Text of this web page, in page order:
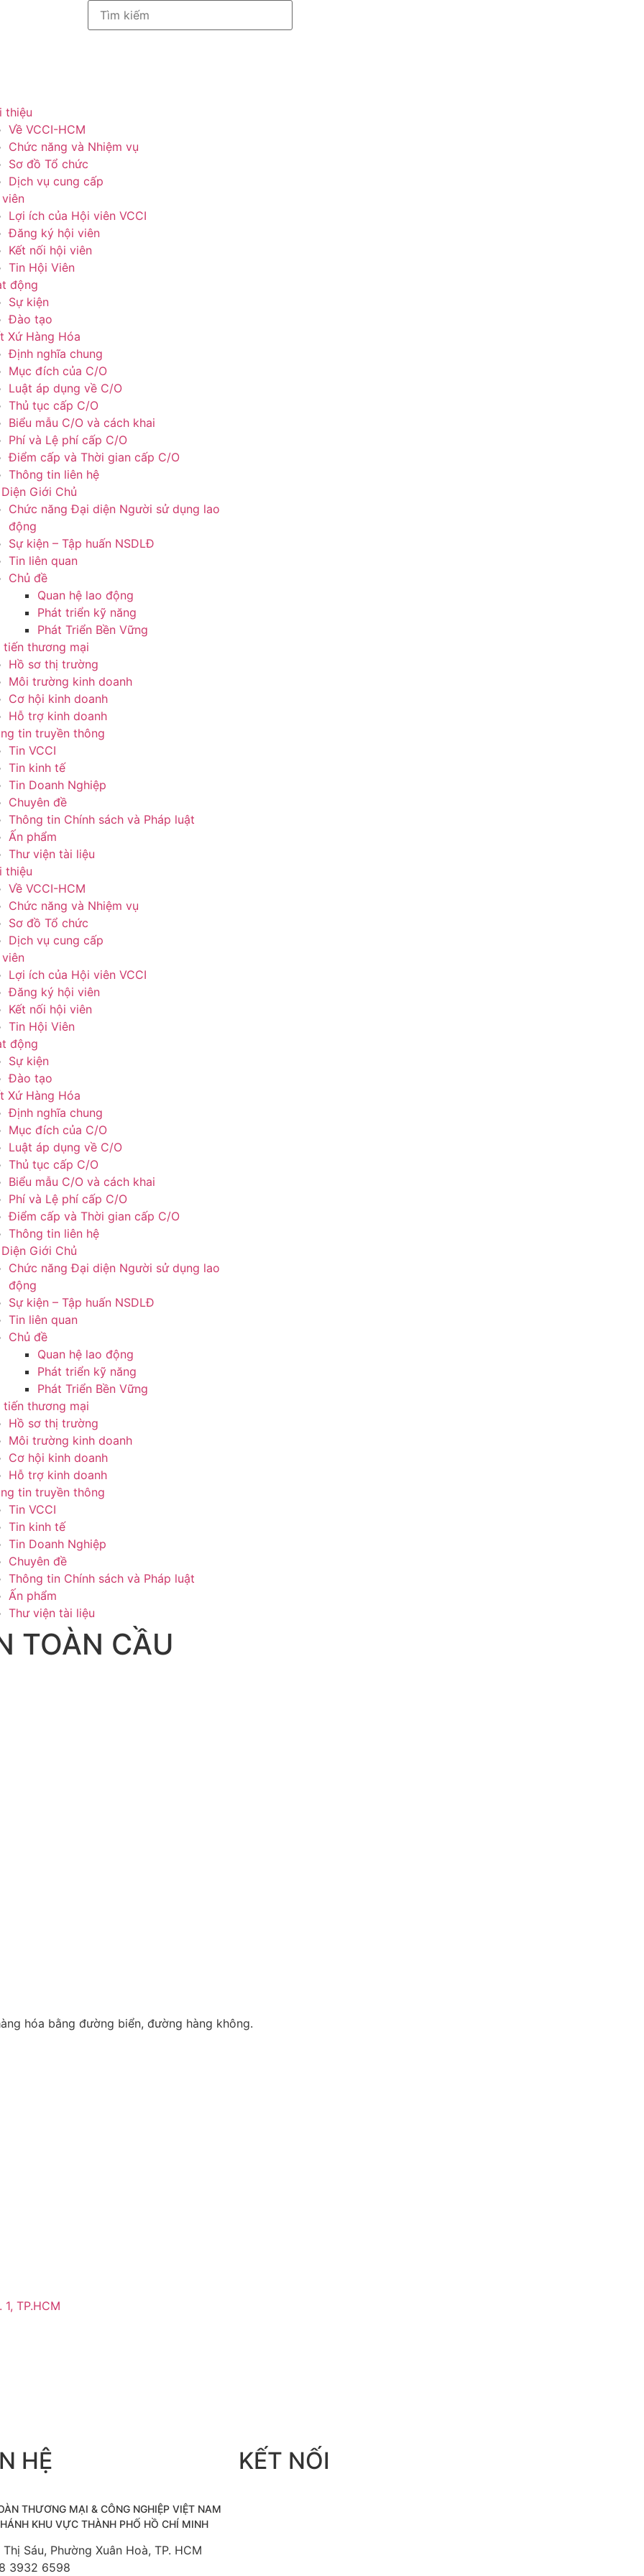
thiệu
Về VCCI-HCM
Chức năng và Nhiệm vụ
Sơ đồ Tổ chức
Dịch vụ cung cấp
Lợi ích của Hội viên VCCI
Đăng ký hội viên
Kết nối hội viên
Tin Hội Viên
động
Sự kiện
Đào tạo
Xứ Hàng Hóa
Định nghĩa chung
Mục đích của C/O
Luật áp dụng về C/O
Thủ tục cấp C/O
Biểu mẫu C/O và cách khai
Phí và Lệ phí cấp C/O
Điểm cấp và Thời gian cấp C/O
Thông tin liên hệ
Giới Chủ
Chức năng Đại diện Người sử dụng lao
động
Sự kiện – Tập huấn NSDLĐ
Tin liên quan
Chủ đề
Quan hệ lao động
Phát triển kỹ năng
Phát Triển Bền Vững
tiến thương mại
Hồ sơ thị trường
Môi trường kinh doanh
Cơ hội kinh doanh
Hỗ trợ kinh doanh
tin truyền thông
Tin VCCI
Tin kinh tế
Tin Doanh Nghiệp
Chuyên đề
Thông tin Chính sách và Pháp luật
Ấn phẩm
Thư viện tài liệu
thiệu
Về VCCI-HCM
Chức năng và Nhiệm vụ
Sơ đồ Tổ chức
Dịch vụ cung cấp
Lợi ích của Hội viên VCCI
Đăng ký hội viên
Kết nối hội viên
Tin Hội Viên
động
Sự kiện
Đào tạo
Xứ Hàng Hóa
Định nghĩa chung
Mục đích của C/O
Luật áp dụng về C/O
Thủ tục cấp C/O
Biểu mẫu C/O và cách khai
Phí và Lệ phí cấp C/O
Điểm cấp và Thời gian cấp C/O
Thông tin liên hệ
Giới Chủ
Chức năng Đại diện Người sử dụng lao
động
Sự kiện – Tập huấn NSDLĐ
Tin liên quan
Chủ đề
Quan hệ lao động
Phát triển kỹ năng
Phát Triển Bền Vững
tiến thương mại
Hồ sơ thị trường
Môi trường kinh doanh
Cơ hội kinh doanh
Hỗ trợ kinh doanh
tin truyền thông
Tin VCCI
Tin kinh tế
Tin Doanh Nghiệp
Chuyên đề
Thông tin Chính sách và Pháp luật
Ấn phẩm
Thư viện tài liệu
TOÀN CẦU
hóa bằng đường biển, đường hàng không.
TP.HCM
HỆ
THƯƠNG MẠI & CÔNG NGHIỆPVIỆT NAM
KHU VỰC THÀNH PHỐ HỒ CHÍ MINH
Thị Sáu, Phường Xuân Hoà, TP. HCM
3932 6598
KẾT NỐI